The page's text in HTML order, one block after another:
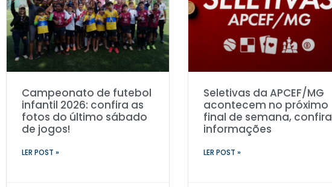
Campeonato de futebol
infantil 2026: confira as
fotos do último sábado
de jogos!
LER POST »
Seletivas da APCEF/MG
acontecem no próximo
final de semana, confira
informações
LER POST »